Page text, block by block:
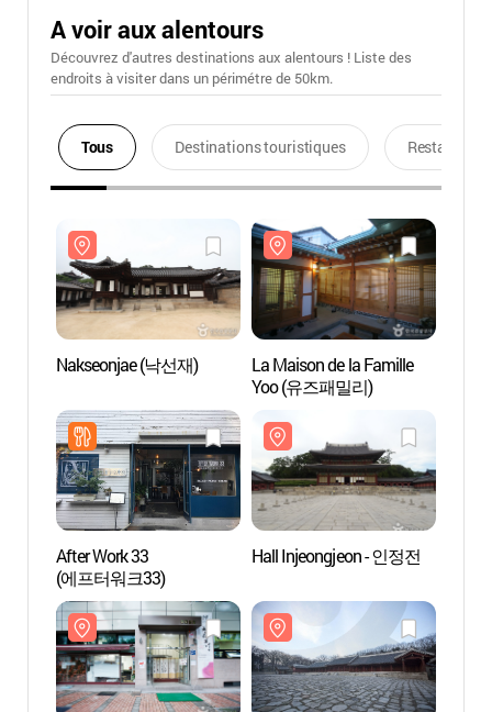
A voir aux alentours
Découvrez d'autres destinations aux alentours ! Liste des
endroits à visiter dans un périmétre de 50km.
Tous Destinations touristiques Restaurants
Nakseonjae (낙선재)
La Maison de la Famille
Yoo (유즈패밀리)
After Work 33
(에프터워크33)
Hall Injeongjeon - 인정전